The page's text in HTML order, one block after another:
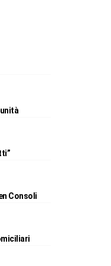
Consoli